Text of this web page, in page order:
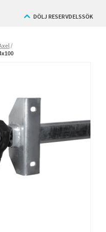
DÖLJ RESERVDELSSÖK